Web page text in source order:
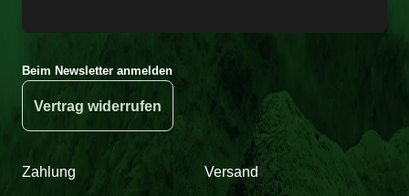
Beim Newsletter anmelden
Vertrag widerrufen
Zahlung Versand